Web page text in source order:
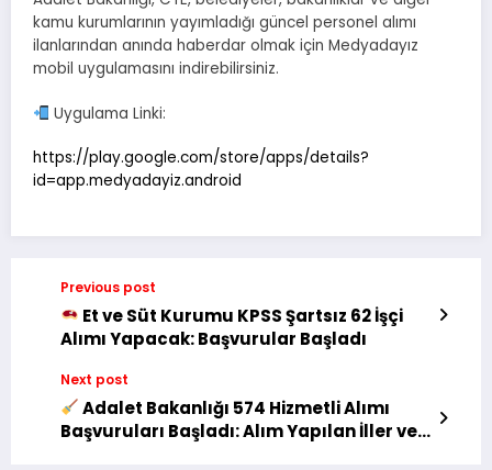
kamu kurumlarının yayımladığı güncel personel alımı
ilanlarından anında haberdar olmak için Medyadayız
mobil uygulamasını indirebilirsiniz.
Uygulama Linki:
https://play.google.com/store/apps/details?
id=app.medyadayiz.android
Previous post
Et ve Süt Kurumu KPSS Şartsız 62 İşçi
Alımı Yapacak: Başvurular Başladı
Next post
Adalet Bakanlığı 574 Hizmetli Alımı
Başvuruları Başladı: Alım Yapılan İller ve